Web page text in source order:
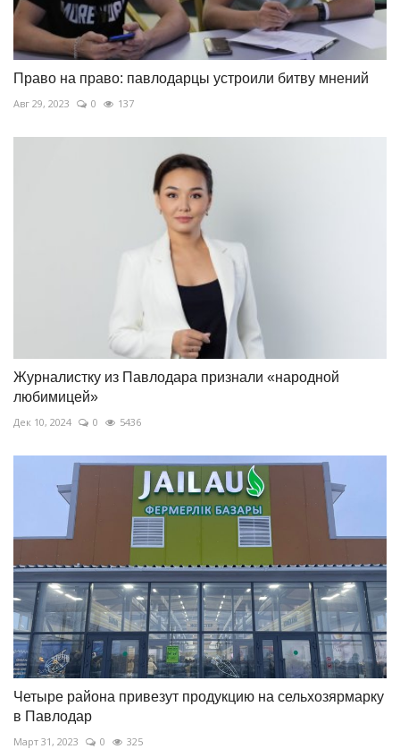
Право на право: павлодарцы устроили битву мнений
Авг 29, 2023 0 137
Журналистку из Павлодара признали «народной
любимицей»
Дек 10, 2024 0 5436
Четыре района привезут продукцию на сельхозярмарку
в Павлодар
Март 31, 2023 0 325